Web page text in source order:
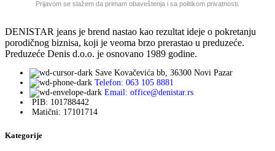
Prijavom se slažem da primam obaveštenja i sa politikom privatnosti.
DENISTAR jeans je brend nastao kao rezultat ideje o pokretanju
porodičnog biznisa, koji je veoma brzo prerastao u preduzeće.
Preduzeće Denis d.o.o. je osnovano 1989 godine.
Save Kovačevića bb, 36300 Novi Pazar
Telefon: 063 105 8881
Email: office@denistar.rs
PIB: 101788442
Matični: 17101714
Kategorije